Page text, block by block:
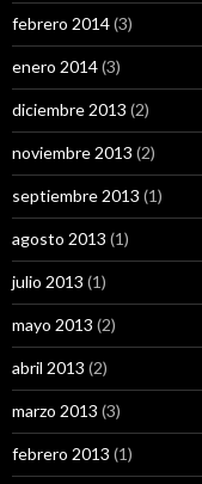
febrero 2014(3)
enero 2014(3)
diciembre 2013 (2)
noviembre 2013 (2)
septiembre 2013 (1)
agosto 2013 (1)
julio 2013 (1)
mayo 2013 (2)
abril 2013 (2)
marzo 2013 (3)
febrero 2013 (1)